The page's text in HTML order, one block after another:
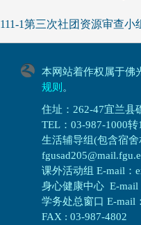
111-1第三次社团资源审查
本网站着作权属于佛
规则 。
住址：262-47宜兰县
TEL：03-987-1000
生活辅导组(包含宿舍
课外活动组 E-mail：
身心健康中心 E-mail
学务处总窗口 E-mail
FAX : 03-987-4802